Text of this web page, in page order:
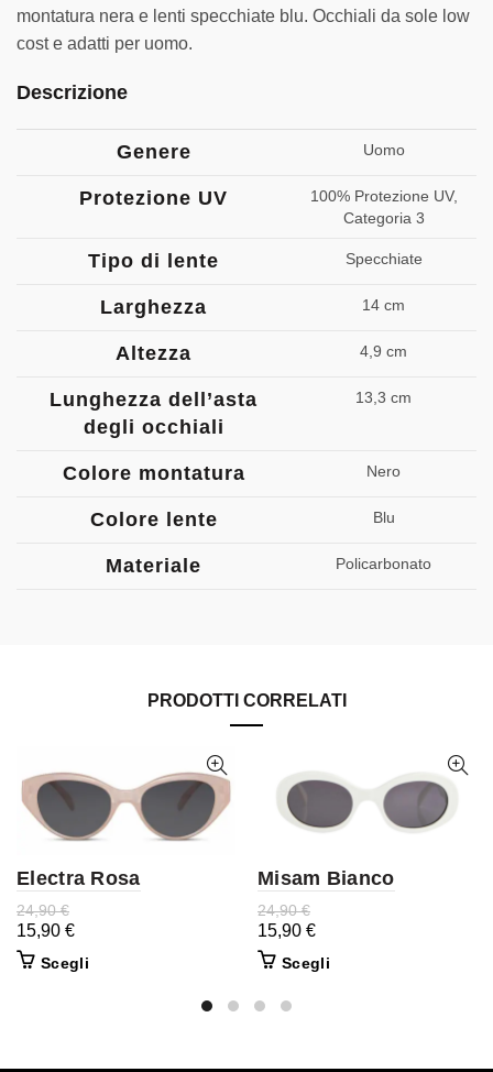
montatura nera e lenti specchiate blu. Occhiali da sole low
cost e adatti per uomo.
Descrizione
Genere Uomo
Protezione UV
100% Protezione UV,
Categoria 3
Tipo di lente Specchiate
Larghezza 14 cm
Altezza 4,9 cm
Lunghezza dell’asta
degli occhiali
13,3 cm
Colore montatura Nero
Colore lente Blu
Materiale Policarbonato
PRODOTTI CORRELATI
Electra Rosa
24,90€
15,90 €
Scegli
Misam Bianco
24,90€
15,90 €
Scegli